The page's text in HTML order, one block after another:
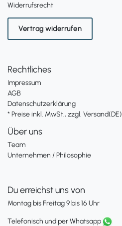
Widerrufsrecht
Vertrag widerrufen
Rechtliches
Impressum
AGB
Datenschutzerklärung
* Preise inkl. MwSt., zzgl. Versand(DE)
Über uns
Team
Unternehmen / Philosophie
Du erreichst uns von
Montag bis Freitag 9 bis 16 Uhr
Telefonisch und per Whatsapp